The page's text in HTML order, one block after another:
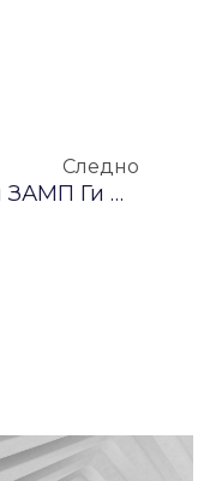
Следно
Дали ЗАМП Ги Штити Само Домашните Автори?